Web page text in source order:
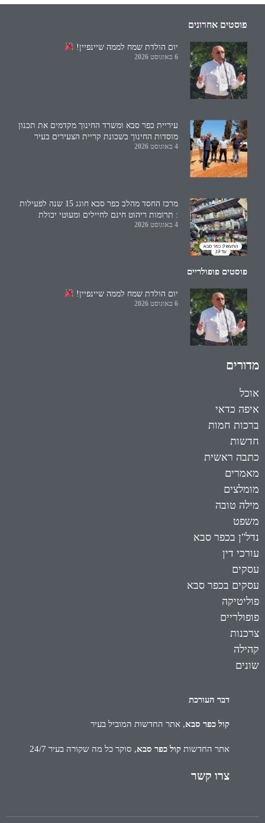
פוסטים אחרונים
יום הולדת שמח לממה שיינפיין!
6 באוגוסט 2026
עיריית כפר סבא ומשרד החינוך מקדמים את תכנון
מוסדות החינוך בשכונת קריית הצעירים בעיר
4 באוגוסט 2026
מרכז החסד מהלב כפר סבא חוגג 15 שנה לפעילות
: תרומות ריהוט חינם לחיילים ומעוטי יכולת
4 באוגוסט 2026
פוסטים פופולריים
יום הולדת שמח לממה שיינפיין!
6 באוגוסט 2026
מדורים
אוכל
איפה כדאי
ברכות חמות
חדשות
כתבה ראשית
מאמרים
מומלצים
מילה טובה
משפט
נדל"ן בכפר סבא
עורכי דין
עסקים
עסקים בכפר סבא
פוליטיקה
פופולריים
צרכנות
קהילה
שונים
דבר העורכת
קול כפר סבא, אתר החדשות המוביל בעיר
אתר החדשות קול כפר סבא, סוקר כל מה שקורה בעיר 24/7
צרו קשר